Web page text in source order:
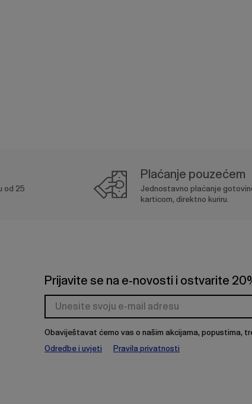
od 25
Plaćanje pouzećem
Jednostavno plaćanje
karticom, direktno kuriru.
Prijavite se na e-novosti i ostvarite
Obaviještavat ćemo vas o našim akcijama, popustima,
Odredbe i uvjeti
Pravila privatnosti